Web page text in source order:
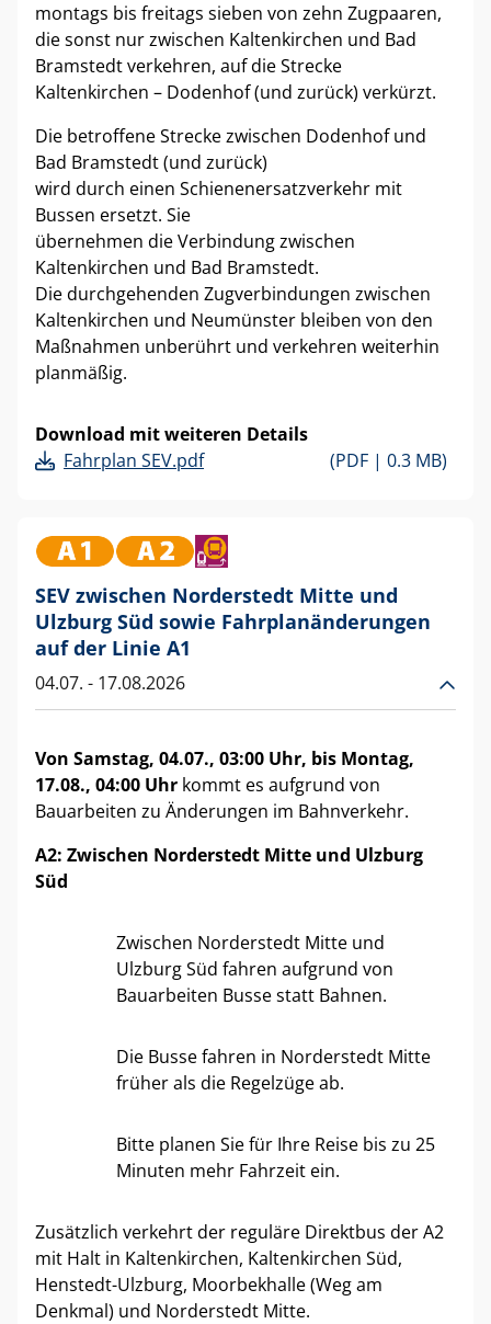
montags bis freitags sieben von zehn Zugpaaren,
die sonst nur zwischen Kaltenkirchen und Bad
Bramstedt verkehren, auf die Strecke
Kaltenkirchen – Dodenhof (und zurück) verkürzt.
Die betroffene Strecke zwischen Dodenhof und
Bad Bramstedt (und zurück)
wird durch einen Schienenersatzverkehr mit
Bussen ersetzt. Sie
übernehmen die Verbindung zwischen
Kaltenkirchen und Bad Bramstedt.
Die durchgehenden Zugverbindungen zwischen
Kaltenkirchen und Neumünster bleiben von den
Maßnahmen unberührt und verkehren weiterhin
planmäßig.
Download mit weiteren Details
Fahrplan SEV.pdf
(PDF | 0.3 MB)
SEV zwischen Norderstedt Mitte und
Ulzburg Süd sowie Fahrplanänderungen
auf der Linie A1
04.07. - 17.08.2026
Von Samstag, 04.07., 03:00 Uhr, bis Montag,
17.08., 04:00 Uhr kommt es aufgrund von
Bauarbeiten zu Änderungen im Bahnverkehr.
A2: Zwischen Norderstedt Mitte und Ulzburg
Süd
Zwischen Norderstedt Mitte und
Ulzburg Süd fahren aufgrund von
Bauarbeiten Busse statt Bahnen.
Die Busse fahren in Norderstedt Mitte
früher als die Regelzüge ab.
Bitte planen Sie für Ihre Reise bis zu 25
Minuten mehr Fahrzeit ein.
Zusätzlich verkehrt der reguläre Direktbus der A2
mit Halt in Kaltenkirchen, Kaltenkirchen Süd,
Henstedt-Ulzburg, Moorbekhalle (Weg am
Denkmal) und Norderstedt Mitte.